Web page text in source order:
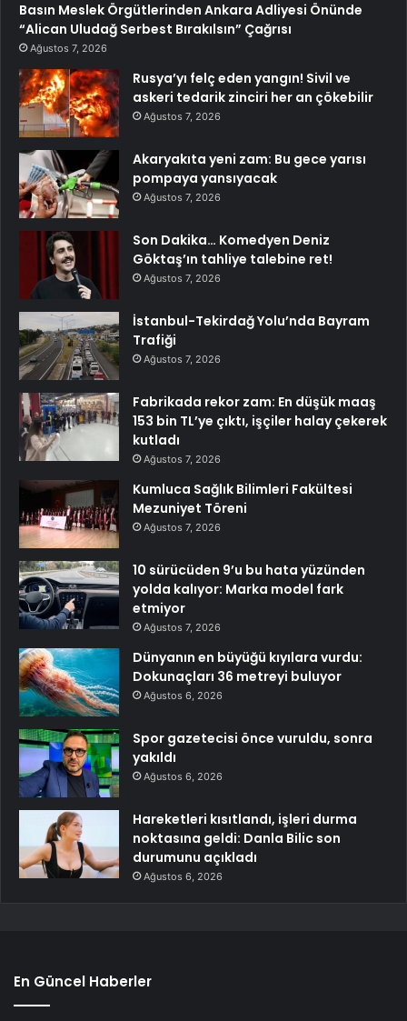
Basın Meslek Örgütlerinden Ankara Adliyesi Önünde
“Alican Uludağ Serbest Bırakılsın” Çağrısı
Ağustos 7, 2026
Rusya’yı felç eden yangın! Sivil ve
askeri tedarik zinciri her an çökebilir
Ağustos 7, 2026
Akaryakıta yeni zam: Bu gece yarısı
pompaya yansıyacak
Ağustos 7, 2026
Son Dakika… Komedyen Deniz
Göktaş’ın tahliye talebine ret!
Ağustos 7, 2026
İstanbul-Tekirdağ Yolu’nda Bayram
Trafiği
Ağustos 7, 2026
Fabrikada rekor zam: En düşük maaş
153 bin TL’ye çıktı, işçiler halay çekerek
kutladı
Ağustos 7, 2026
Kumluca Sağlık Bilimleri Fakültesi
Mezuniyet Töreni
Ağustos 7, 2026
10 sürücüden 9’u bu hata yüzünden
yolda kalıyor: Marka model fark
etmiyor
Ağustos 7, 2026
Dünyanın en büyüğü kıyılara vurdu:
Dokunaçları 36 metreyi buluyor
Ağustos 6, 2026
Spor gazetecisi önce vuruldu, sonra
yakıldı
Ağustos 6, 2026
Hareketleri kısıtlandı, işleri durma
noktasına geldi: Danla Bilic son
durumunu açıkladı
Ağustos 6, 2026
En Güncel Haberler